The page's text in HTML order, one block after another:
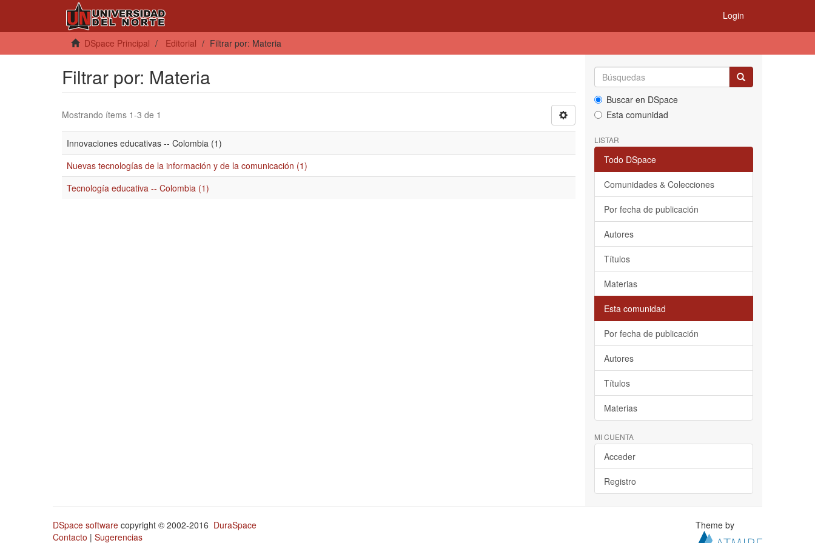
Login
DSpace Principal Editorial Filtrar por: Materia
Filtrar por: Materia
Mostrando ítems 1-3 de 1
Innovaciones educativas -- Colombia (1)
Nuevas tecnologías de la información y de la comunicación (1)
Tecnología educativa -- Colombia (1)
Buscar en DSpace
Esta comunidad
LISTAR
Todo DSpace
Comunidades & Colecciones
Por fecha de publicación
Autores
Títulos
Materias
Esta comunidad
Por fecha de publicación
Autores
Títulos
Materias
MI CUENTA
Acceder
Registro
DSpace software copyright © 2002-2016 DuraSpace
Contacto | Sugerencias
Theme by